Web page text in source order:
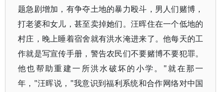
题急剧增加，有争夺土地的暴力殴斗，男人们赌博，
打老婆和女儿，甚至卖掉她们。汪晖住在一个低地的
村庄，晚上睡着宿舍就有洪水淹进来了。他每天的工
作就是写宣传手册，警告农民们不要赌博不要犯罪。
他也帮助重建一所洪水破坏的小学。"就在那一
年，"汪晖说，"我意识到福利系统和合作网络对中国